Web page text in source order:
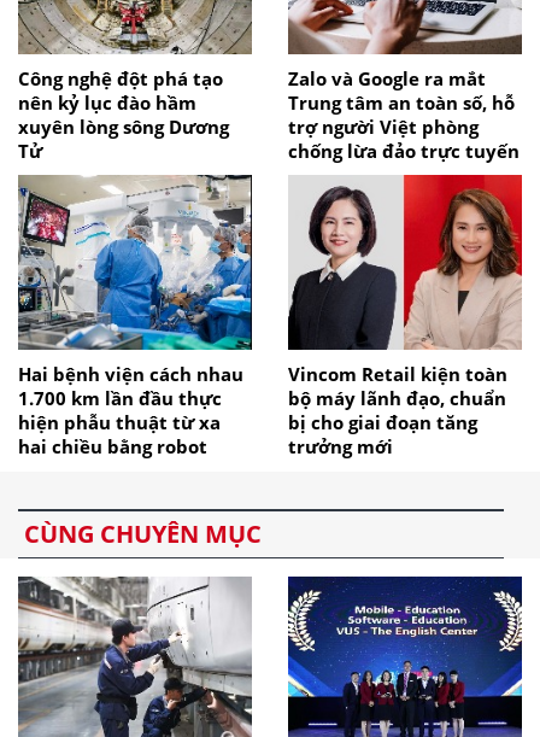
Công nghệ đột phá tạo
nên kỷ lục đào hầm
xuyên lòng sông Dương
Tử
Zalo và Google ra mắt
Trung tâm an toàn số, hỗ
trợ người Việt phòng
chống lừa đảo trực tuyến
Hai bệnh viện cách nhau
1.700 km lần đầu thực
hiện phẫu thuật từ xa
hai chiều bằng robot
Vincom Retail kiện toàn
bộ máy lãnh đạo, chuẩn
bị cho giai đoạn tăng
trưởng mới
CÙNG CHUYÊN MỤC